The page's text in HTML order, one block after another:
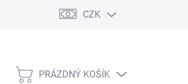
CZK
NÁKUPNÍ
PRÁZDNÝ KOŠÍK